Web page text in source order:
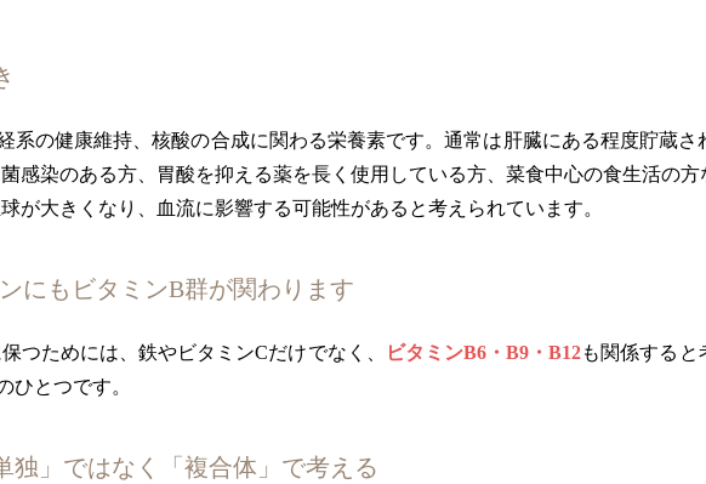
系の健康維持、核酸の合成に関わる栄養素です。通常は肝臓にある程度貯蔵
感染のある方、胃酸を抑える薬を長く使用している方、菜食中心の食生活の
が大きくなり、血流に影響する可能性があると考えられています。
にもビタミンB群が関わります
つためには、鉄やビタミンCだけでなく、 ビタミンB6・B9・B12も関係すると
ひとつです。
独」ではなく「複合体」で考える